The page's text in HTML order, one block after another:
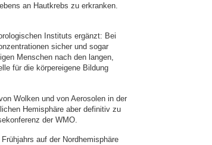
an Hautkrebs zu erkranken.
Instituts ergänzt: Bei
sicher und sogar
Menschen nach den langen,
für die körpereigene Bildung
Wolken und von Aerosolen in der
Hemisphäre aber definitiv zu
der WMO.
auf der Nordhemisphäre